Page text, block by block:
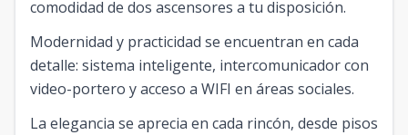
comodidad de dos ascensores a tu disposición.
Modernidad y practicidad se encuentran en cada
detalle: sistema inteligente, intercomunicador con
video-portero y acceso a WIFI en áreas sociales.
La elegancia se aprecia en cada rincón, desde pisos